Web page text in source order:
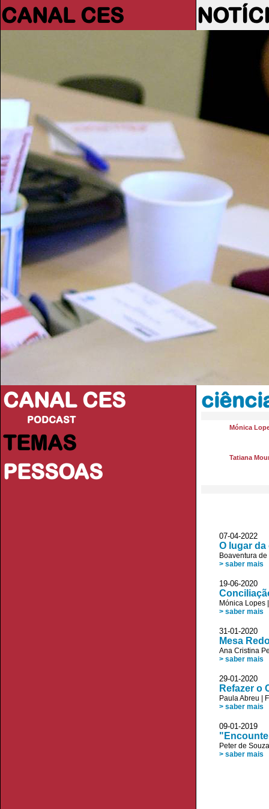
CANAL CES
CANAL CES
PODCAST
TEMAS
PESSOAS
Mónica
Tatiana
07-04-
O lugar
Boaventura
> saber mais
19-06-
Mónica Lopes
> saber mais
31-01-
Mesa
Ana Cristina
> saber mais
29-01-
Refazer o
Paula Abreu
> saber mais
09-01-
Peter de Souza
> saber mais